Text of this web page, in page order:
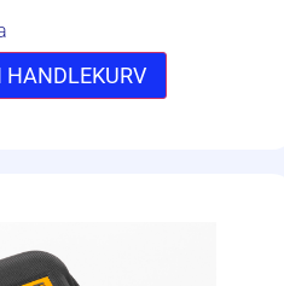
HANDLEKURV